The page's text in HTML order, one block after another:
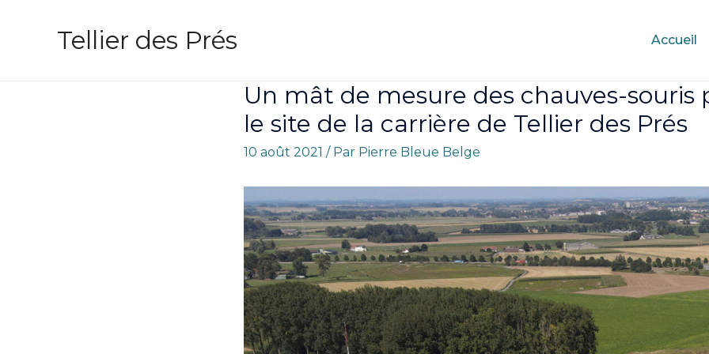
Tellier des Prés Accueil
Un mât de mesure des chauves-souris
le site de la carrière de Tellier des Prés
10 août 2021 / Par Pierre Bleue Belge